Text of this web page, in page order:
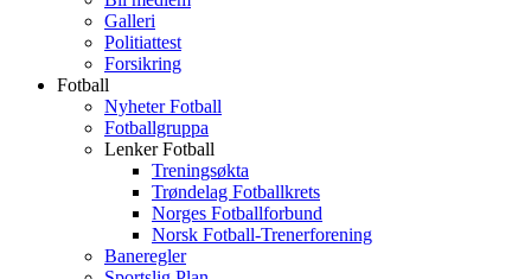
Galleri
Politiattest
Forsikring
Fotball
Nyheter Fotball
Fotballgruppa
Lenker Fotball
Treningsøkta
Trøndelag Fotballkrets
Norges Fotballforbund
Norsk Fotball-Trenerforening
Baneregler